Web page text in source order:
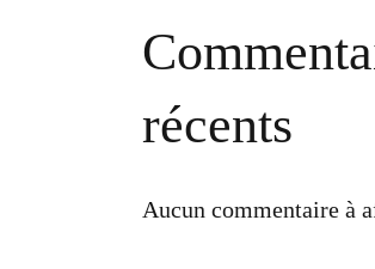
récents
Aucun commentaire à